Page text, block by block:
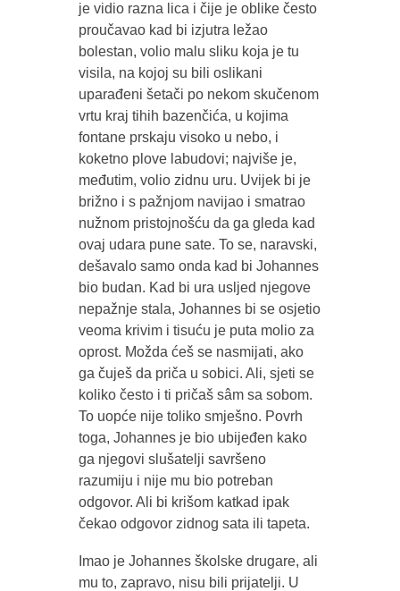
je vidio razna lica i čije je oblike često
proučavao kad bi izjutra ležao
bolestan, volio malu sliku koja je tu
visila, na kojoj su bili oslikani
uparađeni šetači po nekom skučenom
vrtu kraj tihih bazenčića, u kojima
fontane prskaju visoko u nebo, i
koketno plove labudovi; najviše je,
međutim, volio zidnu uru. Uvijek bi je
brižno i s pažnjom navijao i smatrao
nužnom pristojnošću da ga gleda kad
ovaj udara pune sate. To se, naravski,
dešavalo samo onda kad bi Johannes
bio budan. Kad bi ura usljed njegove
nepažnje stala, Johannes bi se osjetio
veoma krivim i tisuću je puta molio za
oprost. Možda ćeš se nasmijati, ako
ga čuješ da priča u sobici. Ali, sjeti se
koliko često i ti pričaš sâm sa sobom.
To uopće nije toliko smješno. Povrh
toga, Johannes je bio ubijeđen kako
ga njegovi slušatelji savršeno
razumiju i nije mu bio potreban
odgovor. Ali bi krišom katkad ipak
čekao odgovor zidnog sata ili tapeta.
Imao je Johannes školske drugare, ali
mu to, zapravo, nisu bili prijatelji. U